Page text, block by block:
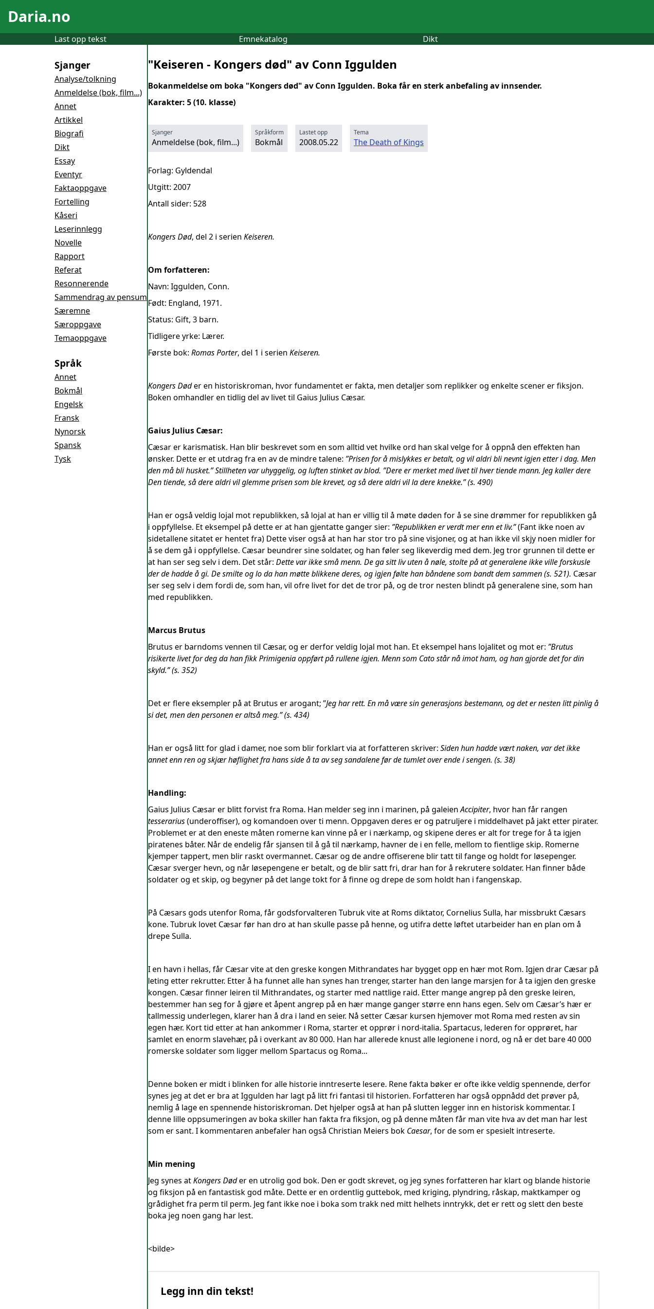
Daria.no
Last opp tekst Emnekatalog Dikt
Sjanger
Analyse/tolkning
Anmeldelse (bok, film...)
Annet
Artikkel
Biografi
Dikt
Essay
Eventyr
Faktaoppgave
Fortelling
Kåseri
Leserinnlegg
Novelle
Rapport
Referat
Resonnerende
Sammendrag av pensum
Særemne
Særoppgave
Temaoppgave
Språk
Annet
Bokmål
Engelsk
Fransk
Nynorsk
Spansk
Tysk
"Keiseren - Kongers død" av Conn Iggulden
Bokanmeldelse om boka "Kongers død" av Conn Iggulden. Boka får en sterk anbefaling av innsender.
Karakter: 5 (10. klasse)
Sjanger
Anmeldelse (bok, film...)
Språkform
Bokmål
Lastet opp
2008.05.22
Tema
The Death of Kings
Forlag: Gyldendal
Utgitt: 2007
Antall sider: 528
Kongers Død, del 2 i serien Keiseren.
Om forfatteren:
Navn: Iggulden, Conn.
Født: England, 1971.
Status: Gift, 3 barn.
Tidligere yrke: Lærer.
Første bok: Romas Porter, del 1 i serien Keiseren.
Kongers Døder en historiskroman, hvor fundamentet er fakta, men detaljer som replikker og enkelte scener er fiksjon.
Boken omhandler en tidlig del av livet til Gaius Julius Cæsar.
Gaius Julius Cæsar:
Cæsar er karismatisk. Han blir beskrevet som en som alltid vet hvilke ord han skal velge for å oppnå den effekten han
ønsker. Dette er et utdrag fra en av de mindre talene: ”Prisen for å mislykkes er betalt, og vil aldri bli nevnt igjen etter i dag. Men
den må bli husket.” Stillheten var uhyggelig, og luften stinket av blod. ”Dere er merket med livet til hver tiende mann. Jeg kaller dere
Den tiende, så dere aldri vil glemme prisen som ble krevet, og så dere aldri vil la dere knekke.” (s. 490)
Han er også veldig lojal mot republikken, så lojal at han er villig til å møte døden for å se sine drømmer for republikken gå
i oppfyllelse. Et eksempel på dette er at han gjentatte ganger sier: ”Republikken er verdt mer enn et liv.”(Fant ikke noen av
sidetallene sitatet er hentet fra) Dette viser også at han har stor tro på sine visjoner, og at han ikke vil skjy noen midler for
å se dem gå i oppfyllelse. Cæsar beundrer sine soldater, og han føler seg likeverdig med dem. Jeg tror grunnen til dette er
at han ser seg selv i dem. Det står: Dette var ikke små menn. De ga sitt liv uten å nøle, stolte på at generalene ikke ville forskusle
der de hadde å gi. De smilte og lo da han møtte blikkene deres, og igjen følte han båndene som bandt dem sammen (s. 521). Cæsar
ser seg selv i dem fordi de, som han, vil ofre livet for det de tror på, og de tror nesten blindt på generalene sine, som han
med republikken.
Marcus Brutus
Brutus er barndoms vennen til Cæsar, og er derfor veldig lojal mot han. Et eksempel hans lojalitet og mot er: ”Brutus
risikerte livet for deg da han fikk Primigenia oppført på rullene igjen. Menn som Cato står nå imot ham, og han gjorde det for din
skyld.” (s. 352)
Det er flere eksempler på at Brutus er arogant; ”Jeg har rett. En må være sin generasjons bestemann, og det er nesten litt pinlig å
si det, men den personen er altså meg.” (s. 434)
Han er også litt for glad i damer, noe som blir forklart via at forfatteren skriver: Siden hun hadde vært naken, var det ikke
annet enn ren og skjær høflighet fra hans side å ta av seg sandalene før de tumlet over ende i sengen. (s. 38)
Handling:
Gaius Julius Cæsar er blitt forvist fra Roma. Han melder seg inn i marinen, på galeienAccipiter, hvor han får rangen
tesserarius(underoffiser), og komandoen over ti menn. Oppgaven deres er og patruljere i middelhavet på jakt etter pirater.
Problemet er at den eneste måten romerne kan vinne på er i nærkamp, og skipene deres er alt for trege for å ta igjen
piratenes båter. Når de endelig får sjansen til å gå til nærkamp, havner de i en felle, mellom to fientlige skip. Romerne
kjemper tappert, men blir raskt overmannet. Cæsar og de andre offiserene blir tatt til fange og holdt for løsepenger.
Cæsar sverger hevn, og når løsepengene er betalt, og de blir satt fri, drar han for å rekrutere soldater. Han finner både
soldater og et skip, og begyner på det lange tokt for å finne og drepe de som holdt han i fangenskap.
På Cæsars gods utenfor Roma, får godsforvalteren Tubruk vite at Roms diktator, Cornelius Sulla, har missbrukt Cæsars
kone. Tubruk lovet Cæsar før han dro at han skulle passe på henne, og utifra dette løftet utarbeider han en plan om å
drepe Sulla.
I en havn i hellas, får Cæsar vite at den greske kongen Mithrandates har bygget opp en hær mot Rom. Igjen drar Cæsar på
leting etter rekrutter. Etter å ha funnet alle han synes han trenger, starter han den lange marsjen for å ta igjen den greske
kongen. Cæsar finner leiren til Mithrandates, og starter med nattlige raid. Etter mange angrep på den greske leiren,
bestemmer han seg for å gjøre et åpent angrep på en hær mange ganger større enn hans egen. Selv om Cæsar’s hær er
tallmessig underlegen, klarer han å dra i land en seier. Nå setter Cæsar kursen hjemover mot Roma med resten av sin
egen hær. Kort tid etter at han ankommer i Roma, starter et opprør i nord-italia. Spartacus, lederen for opprøret, har
samlet en enorm slavehær, på i overkant av 80 000. Han har allerede knust alle legionene i nord, og nå er det bare 40 000
romerske soldater som ligger mellom Spartacus og Roma...
Denne boken er midt i blinken for alle historie inntreserte lesere. Rene fakta bøker er ofte ikke veldig spennende, derfor
synes jeg at det er bra at Iggulden har lagt på litt fri fantasi til historien. Forfatteren har også oppnådd det prøver på,
nemlig å lage en spennende historiskroman. Det hjelper også at han på slutten legger inn en historisk kommentar. I
denne lille oppsumeringen av boka skiller han fakta fra fiksjon, og på denne måten får man vite hva av det man har lest
som er sant. I kommentaren anbefaler han også Christian Meiers bok Caesar, for de som er spesielt intreserte.
Min mening
Jeg synes atKongers Døder en utrolig god bok. Den er godt skrevet, og jeg synes forfatteren har klart og blande historie
og fiksjon på en fantastisk god måte. Dette er en ordentlig guttebok, med kriging, plyndring, råskap, maktkamper og
grådighet fra perm til perm. Jeg fant ikke noe i boka som trakk ned mitt helhets inntrykk, det er rett og slett den beste
boka jeg noen gang har lest.
<bilde>
Legg inn din tekst!